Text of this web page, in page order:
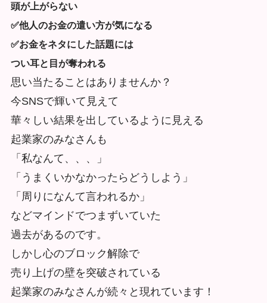
頭が上がらない
✅他人のお金の遣い方が気になる
✅お金をネタにした話題には
つい耳と目が奪われる
思い当たることはありませんか？
今SNSで輝いて見えて
華々しい結果を出しているように見える
起業家のみなさんも
「私なんて、、、」
「うまくいかなかったらどうしよう」
「周りになんて言われるか」
などマインドでつまずいていた
過去があるのです。
しかし心のブロック解除で
売り上げの壁を突破されている
起業家のみなさんが続々と現れています！